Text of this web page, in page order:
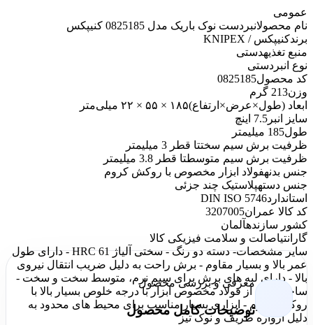
عمومی
نام محصولانبردست نوک باریک مدل 0825185 کنیپکس
برندکنیپکس / KNIPEX
منبع تغذیهدستی
نوع انبر دستی
کد محصول0825185
وزن213 گرم
ابعاد (طول×عرض×ارتفاع)۱۸۵ × ۵۵ × ۲۲ میلی‌متر
سایز انبر 7.5 اینچ
طول185 میلیمتر
ظرفیت برش سیم سختتا قطر 3 میلیمتر
ظرفیت برش سیم متوسطتا قطر 3.8 میلیمتر
جنس بدنهفولاد ابزار مخصوص با روکش کروم
جنس دستهپلاستیک چند جزئی
استانداردDIN ISO 5746
کد کالا عمران3207005
کشور سازندهآلمان
گارانتیاصالت و سلامت فیزیکی کالا
سایر مشخصات
- دسته دو رنگ - سختی آلیاژ HRC 61 - دارای طول
عمر بالا و بسیار مقاوم - برش راحت به دلیل ضریب انتقال نیروی
بالا - دارای لبه های برش برای سیم نرم، متوسط ​​سخت و سخت -
ساخته شده از فولاد مخصوص ابزار با درجه خلوص بسیار بالا با
روکش کروم - ابزاری بسیار مناسب برای محیط های محدود به
دلیل آرواره ظریف و نوک تیز
معرفی و بررسی محصول
توضیحات کامل محصول